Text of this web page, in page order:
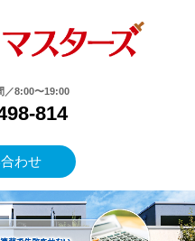
／8:00〜19:00
814
わせ